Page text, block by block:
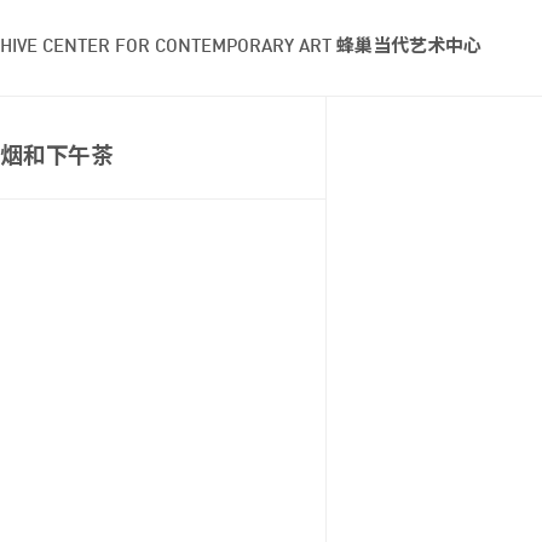
HIVE CENTER FOR CONTEMPORARY ART 蜂巢当代艺术中心
烟和下午茶